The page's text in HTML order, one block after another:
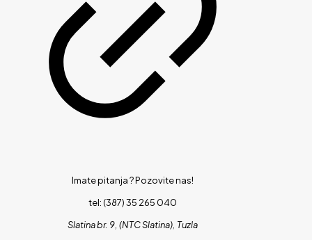
Imate pitanja ?Pozovite nas!
tel: (387) 35 265 040
Slatina br. 9, (NTC Slatina), Tuzla